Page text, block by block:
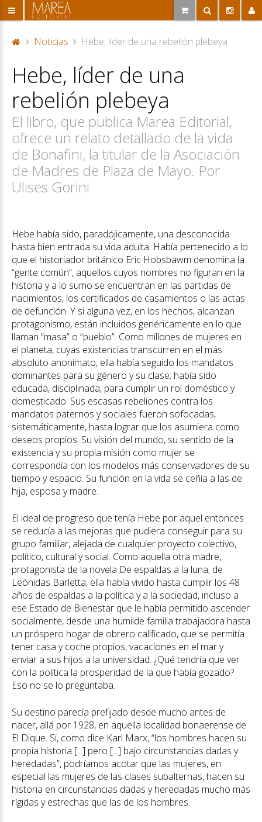
or
ta
d
a
Noticias Hebe, líder de una rebelión plebeya
Hebe, líder de una
rebelión plebeya
El libro, que publica Marea Editorial,
ofrece un relato detallado de la vida
de Bonafini, la titular de la Asociación
de Madres de Plaza de Mayo. Por
Ulises Gorini
Hebe había sido, paradójicamente, una desconocida
hasta bien entrada su vida adulta. Había pertenecido a lo
que el historiador británico Eric Hobsbawm denomina la
“gente común”, aquellos cuyos nombres no figuran en la
historia y a lo sumo se encuentran en las partidas de
nacimientos, los certificados de casamientos o las actas
de defunción. Y si alguna vez, en los hechos, alcanzan
protagonismo, están incluidos genéricamente en lo que
llaman “masa” o “pueblo”. Como millones de mujeres en
el planeta, cuyas existencias transcurren en el más
absoluto anonimato, ella había seguido los mandatos
dominantes para su género y su clase; había sido
educada, disciplinada, para cumplir un rol doméstico y
domesticado. Sus escasas rebeliones contra los
mandatos paternos y sociales fueron sofocadas,
sistemáticamente, hasta lograr que los asumiera como
deseos propios. Su visión del mundo, su sentido de la
existencia y su propia misión como mujer se
correspondía con los modelos más conservadores de su
tiempo y espacio. Su función en la vida se ceñía a las de
hija, esposa y madre.
El ideal de progreso que tenía Hebe por aquel entonces
se reducía a las mejoras que pudiera conseguir para su
grupo familiar, alejada de cualquier proyecto colectivo,
político, cultural y social. Como aquella otra madre,
protagonista de la novela De espaldas a la luna, de
Leónidas Barletta, ella había vivido hasta cumplir los 48
años de espaldas a la política y a la sociedad, incluso a
ese Estado de Bienestar que le había permitido ascender
socialmente, desde una humilde familia trabajadora hasta
un próspero hogar de obrero calificado, que se permitía
tener casa y coche propios, vacaciones en el mar y
enviar a sus hijos a la universidad. ¿Qué tendría que ver
con la política la prosperidad de la que había gozado?
Eso no se lo preguntaba.
Su destino parecía prefijado desde mucho antes de
nacer, allá por 1928, en aquella localidad bonaerense de
El Dique. Si, como dice Karl Marx, “los hombres hacen su
propia historia [...] pero [...] bajo circunstancias dadas y
heredadas”, podríamos acotar que las mujeres, en
especial las mujeres de las clases subalternas, hacen su
historia en circunstancias dadas y heredadas mucho más
rígidas y estrechas que las de los hombres.